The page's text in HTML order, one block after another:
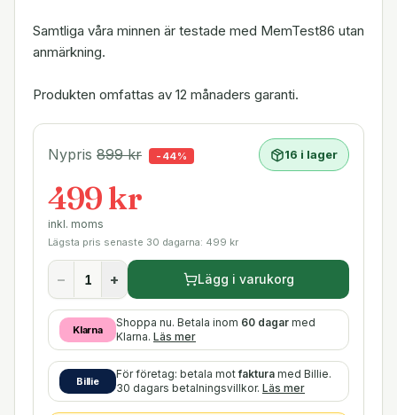
Samtliga våra minnen är testade med MemTest86 utan
anmärkning.
Produkten omfattas av 12 månaders garanti.
Nypris 899kr - 44% 16 i lager
499 kr
inkl. moms
Lägsta pris senaste 30 dagarna: 499 kr
− + Lägg i varukorg
Klarna
Shoppa nu. Betala inom 60 dagar med
Klarna. Läs mer
Billie
För företag: betala motfaktura med Billie.
30 dagars betalningsvillkor. Läs mer